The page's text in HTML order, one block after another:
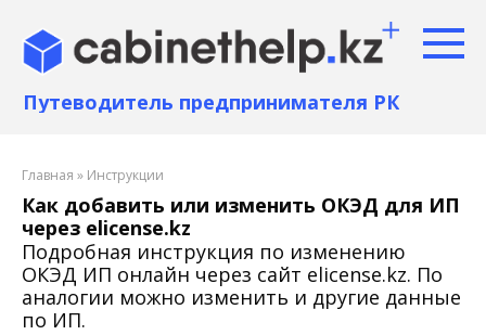
контенту
Путеводитель предпринимателя РК
Главная » Инструкции
Как добавить или изменить ОКЭД для ИП
через elicense.kz
Подробная инструкция по изменению
ОКЭД ИП онлайн через сайт elicense.kz. По
аналогии можно изменить и другие данные
по ИП.